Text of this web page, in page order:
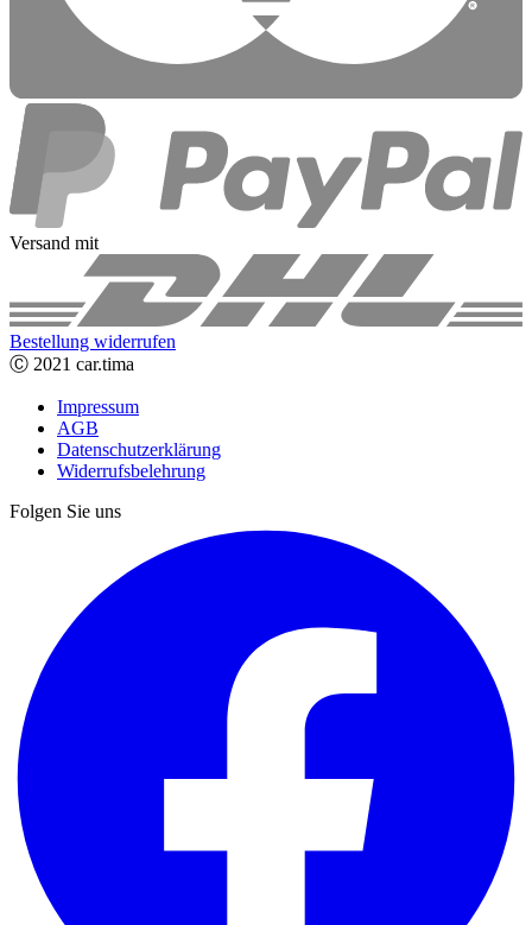
Versand mit
Bestellung widerrufen
Ⓒ 2021 car.tima
Impressum
AGB
Datenschutzerklärung
Widerrufsbelehrung
Folgen Sie uns